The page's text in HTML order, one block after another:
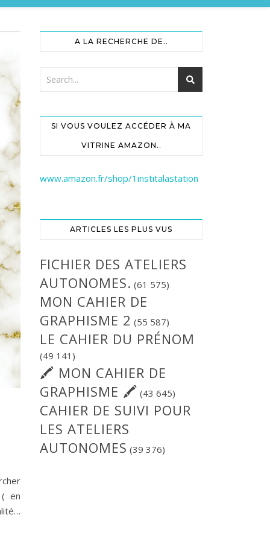
en
A LA RECHERCHE DE..
SI VOUS VOULEZ ACCÉDER À MA
VITRINE AMAZON..
www.amazon.fr/shop/1institalastation
ARTICLES LES PLUS VUS
FICHIER DES ATELIERS
AUTONOMES. (61 575)
MON CAHIER DE
GRAPHISME 2 (55 587)
LE CAHIER DU PRÉNOM
(49 141)
🖍 MON CAHIER DE
GRAPHISME 🖍 (43 645)
CAHIER DE SUIVI POUR
LES ATELIERS
AUTONOMES (39 376)